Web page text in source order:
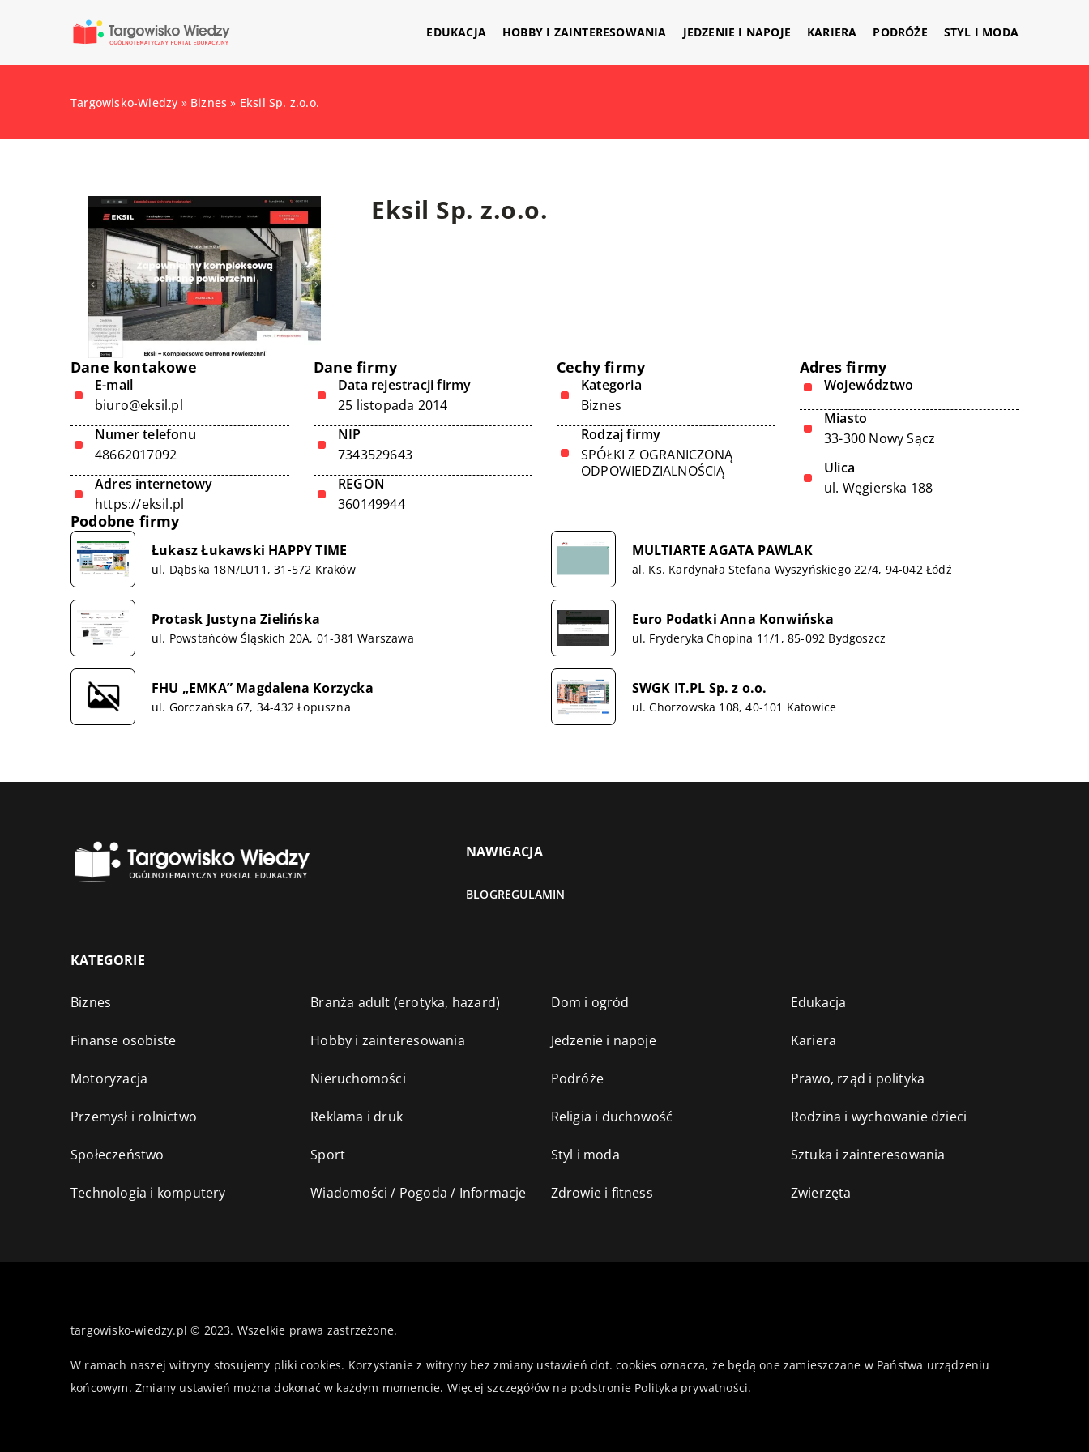
EDUKACJA HOBBY I ZAINTERESOWANIA JEDZENIE I NAPOJE KARIERA PODRÓŻE STYL I MODA
Targowisko-Wiedzy » Biznes » Eksil Sp. z.o.o.
Eksil Sp. z.o.o.
Dane kontakowe
E-mail
biuro@eksil.pl
Numer telefonu
48662017092
Adres internetowy
https://eksil.pl
Dane firmy
Data rejestracji firmy
25 listopada 2014
NIP
7343529643
REGON
360149944
Cechy firmy
Kategoria
Biznes
Rodzaj firmy
SPÓŁKI Z OGRANICZONĄ
ODPOWIEDZIALNOŚCIĄ
Adres firmy
Województwo
Miasto
33-300 Nowy Sącz
Ulica
ul. Węgierska 188
Podobne firmy
Łukasz Łukawski HAPPY TIME
ul. Dąbska 18N/LU11, 31-572 Kraków
MULTIARTE AGATA PAWLAK
al. Ks. Kardynała Stefana Wyszyńskiego 22/4, 94-042 Łódź
Protask Justyna Zielińska
ul. Powstańców Śląskich 20A, 01-381 Warszawa
Euro Podatki Anna Konwińska
ul. Fryderyka Chopina 11/1, 85-092 Bydgoszcz
FHU „EMKA” Magdalena Korzycka
ul. Gorczańska 67, 34-432 Łopuszna
SWGK IT.PL Sp. z o.o.
ul. Chorzowska 108, 40-101 Katowice
NAWIGACJA
BLOGREGULAMIN
KATEGORIE
Biznes Branża adult (erotyka, hazard) Dom i ogród Edukacja
Finanse osobiste Hobby i zainteresowania Jedzenie i napoje Kariera
Motoryzacja Nieruchomości Podróże Prawo, rząd i polityka
Przemysł i rolnictwo Reklama i druk Religia i duchowość Rodzina i wychowanie dzieci
Społeczeństwo Sport Styl i moda Sztuka i zainteresowania
Technologia i komputery Wiadomości / Pogoda / Informacje Zdrowie i fitness Zwierzęta
targowisko-wiedzy.pl © 2023. Wszelkie prawa zastrzeżone.
W ramach naszej witryny stosujemy pliki cookies. Korzystanie z witryny bez zmiany ustawień dot. cookies oznacza, że będą one zamieszczane w Państwa urządzeniu
końcowym. Zmiany ustawień można dokonać w każdym momencie. Więcej szczegółów na podstronie Polityka prywatności.